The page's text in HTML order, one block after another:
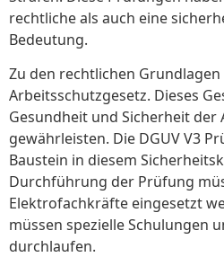
rechtliche als auch eine
Bedeutung.
Zu den rechtlichen
Arbeitsschutzgesetz. Dieses
Gesundheit und Sicherheit der
gewährleisten. Die DGUV V3
Baustein in diesem
Durchführung der Prüfung
Elektrofachkräfte eingesetzt
müssen spezielle Schulungen
durchlaufen.